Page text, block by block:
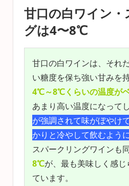
甘口の白ワイン
グは4〜8℃
甘口の白ワインは、それ
い糖度を保ち強い甘みを
4℃～8℃くらいの温度がベ
あまり高い温度になってし
が強調されて味がぼやけ
かりと冷やして飲むよう
スパークリングワインも
8℃が、最も美味しく感
ています。